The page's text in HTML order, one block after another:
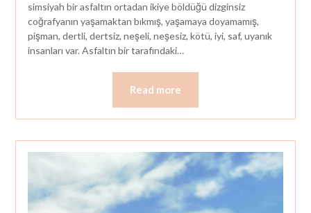
simsiyah bir asfaltın ortadan ikiye böldüğü dizginsiz
coğrafyanın yaşamaktan bıkmış, yaşamaya doyamamış,
pişman, dertli, dertsiz, neşeli, neşesiz, kötü, iyi, saf, uyanık
insanları var. Asfaltın bir tarafındaki…
Read more